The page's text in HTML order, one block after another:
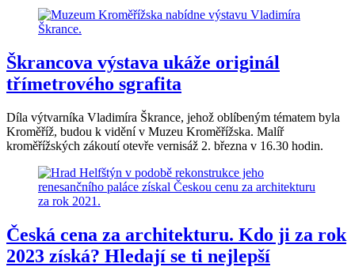
Škrancova výstava ukáže originál
třímetrového sgrafita
Díla výtvarníka Vladimíra Škrance, jehož oblíbeným tématem byla
Kroměříž, budou k vidění v Muzeu Kroměřížska. Malíř
kroměřížských zákoutí otevře vernisáž 2. března v 16.30 hodin.
Česká cena za architekturu. Kdo ji za rok
2023 získá? Hledají se ti nejlepší